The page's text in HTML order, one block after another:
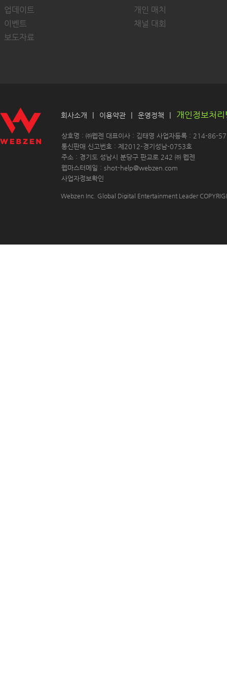
업데이트
이벤트
보도자료
개인 매치
채널 대회
회사소개 | 이용약관 | 운영정책 | 개인정보처
상호명 : ㈜웹젠 대표이사 : 김태영 사업자등록 : 214-86-
통신판매 신고번호 : 제2012-경기성남-0753호
주소 : 경기도 성남시 분당구 판교로 242 ㈜ 웹젠
웹마스터메일 : shot-help@webzen.com
사업자정보확인
Webzen Inc. Global Digital Entertainment Leader